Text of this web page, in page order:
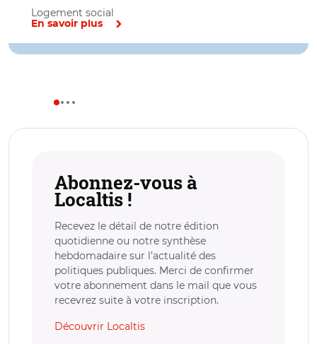
Logement social
En savoir plus
Abonnez-vous à
Localtis !
Recevez le détail de notre édition
quotidienne ou notre synthèse
hebdomadaire sur l’actualité des
politiques publiques. Merci de confirmer
votre abonnement dans le mail que vous
recevrez suite à votre inscription.
Découvrir Localtis